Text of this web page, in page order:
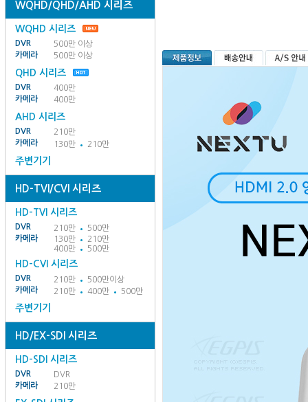
WQHD/QHD/AHD 시리즈
WQHD 시리즈
DVR
500만 이상
카메라
500만 이상
QHD 시리즈
DVR
400만
카메라
400만
AHD 시리즈
DVR
210만
카메라
130만 210만
주변기기
HD-TVI/CVI 시리즈
HD-TVI 시리즈
DVR 210만
500만
카메라
130만
210만
400만
500만
HD-CVI 시리즈
DVR 210만
500만이상
카메라
210만 400만 500만
주변기기
HD/EX-SDI 시리즈
HD-SDI 시리즈
DVR
DVR
카메라
210만